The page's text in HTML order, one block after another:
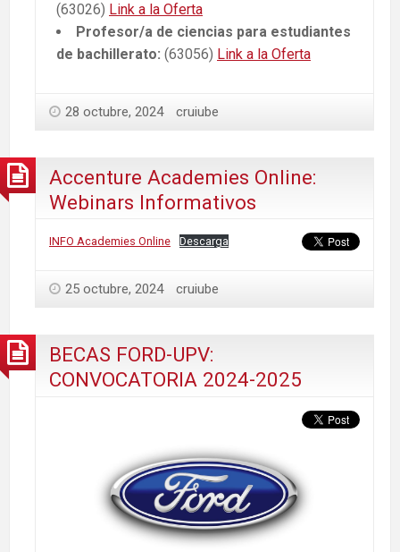
(63026) Link a la Oferta
Profesor/a de ciencias para estudiantes
de bachillerato: (63056) Link a la Oferta
28 octubre, 2024 cruiube
Accenture Academies Online:
Webinars Informativos
INFO Academies Online Descarga
25 octubre, 2024 cruiube
BECAS FORD-UPV:
CONVOCATORIA 2024-2025